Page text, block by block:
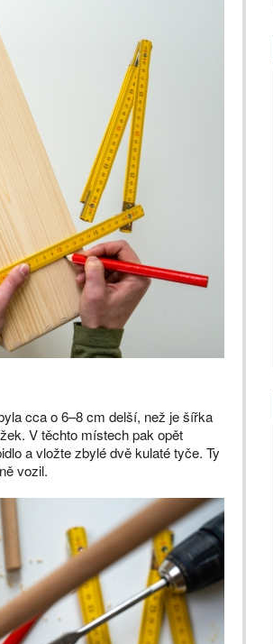
cca o 6–8 cm delší, než je šířka
V těchto místech pak opět
a vložte zbylé dvě kulaté tyče. Ty
vozil.